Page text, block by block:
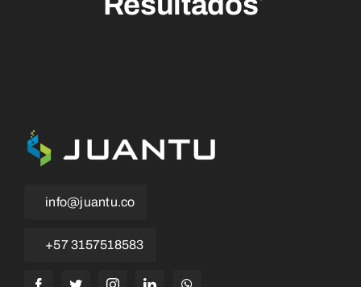
info@juantu.co
+57 3157518583